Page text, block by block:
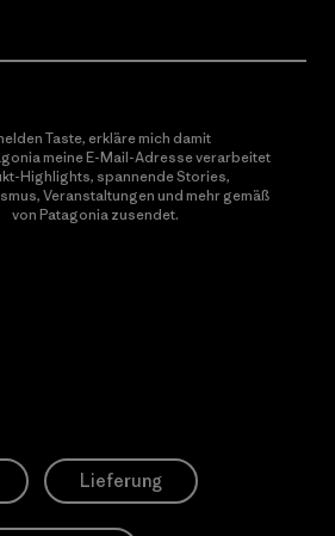
Taste, erkläre mich damit
meine E-Mail-Adresse verarbeitet
Highlights, spannende Stories,
Veranstaltungen und mehr gemäß
von Patagonia zusendet.
Lieferung